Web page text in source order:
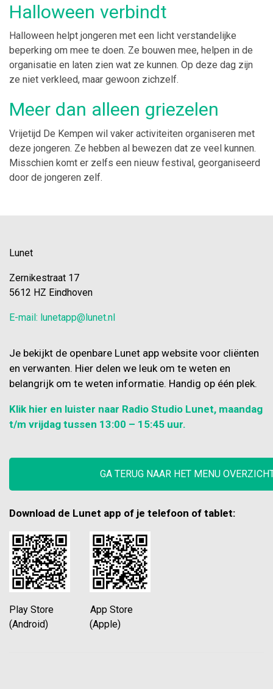
Halloween verbindt
Halloween helpt jongeren met een licht verstandelijke
beperking om mee te doen. Ze bouwen mee, helpen in de
organisatie en laten zien wat ze kunnen. Op deze dag zijn
ze niet verkleed, maar gewoon zichzelf.
Meer dan alleen griezelen
Vrijetijd De Kempen wil vaker activiteiten organiseren met
deze jongeren. Ze hebben al bewezen dat ze veel kunnen.
Misschien komt er zelfs een nieuw festival, georganiseerd
door de jongeren zelf.
Lunet
Zernikestraat 17
5612 HZ Eindhoven
E-mail: lunetapp@lunet.nl
Je bekijkt de openbare Lunet app website voor cliënten
en verwanten. Hier delen we leuk om te weten en
belangrijk om te weten informatie. Handig op één plek.
Klik hier en luister naar Radio Studio Lunet, maandag
t/m vrijdag tussen 13:00 – 15:45 uur.
GA TERUG NAAR HET MENU
Download de Lunet app of je telefoon of tablet:
Play Store App Store
(Android) (Apple)